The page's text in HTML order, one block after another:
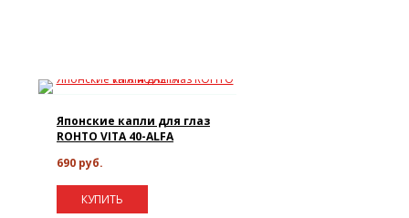
Японские капли для глаз
ROHTO VITA 40-ALFA
690 руб.
КУПИТЬ